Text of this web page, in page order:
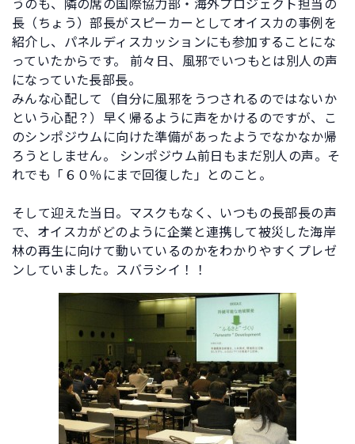
うのも、隣の席の国際協力部・海外プロジェクト担当の
長（ちょう）部長がスピーカーとしてオイスカの事例を
紹介し、パネルディスカッションにも参加することにな
っていたからです。 前々日、風邪でいつもとは別人の声
になっていた長部長。
みんな心配して（自分に風邪をうつされるのではないか
という心配？）早く帰るように声をかけるのですが、こ
のシンポジウムに向けた準備があったようでなかなか帰
ろうとしません。 シンポジウム前日もまだ別人の声。そ
れでも「６０％にまで回復した」とのこと。
そして迎えた当日。マスクもなく、いつもの長部長の声
で、オイスカがどのように企業と連携して被災した海岸
林の再生に向けて動いているのかをわかりやすくプレゼ
ンしていました。スバラシイ！！